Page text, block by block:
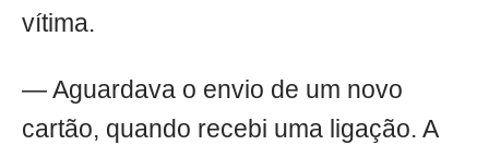
vítima.
— Aguardava o envio de um novo
cartão, quando recebi uma ligação. A